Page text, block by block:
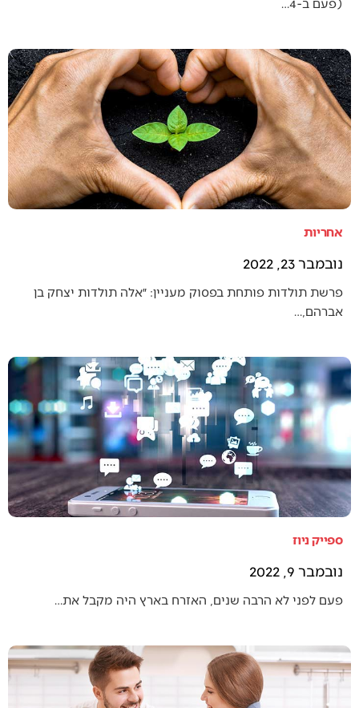
אחריות
נובמבר 23, 2022
פרשת תולדות פותחת בפסוק מעניין: ״אלה תולדות יצחק בן
אברהם,…
ספייק ניוז
נובמבר 9, 2022
פעם לפני לא הרבה שנים, האזרח בארץ היה מקבל את…